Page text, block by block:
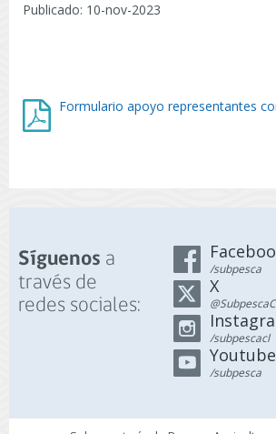
Publicado: 10-nov-2023
Formulario apoyo representantes
Síguenos a
través de
redes sociales:
/subpesca
X
/subpescacl
Youtube
/subpesca